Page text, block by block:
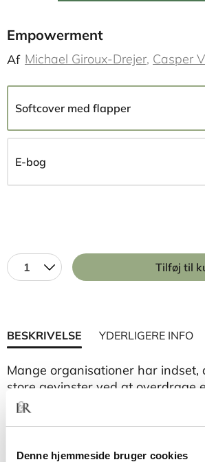
Denne hjemmeside bruger cookies
Empowerment
Af Michael Giroux-Drejer Casper
Softcover med flapper
E-bog
1 Tilføj til
BESKRIVELSE YDERLIGERE INFO
Mange organisationer har indset,
store gevinster ved at overdrage
beføjelser og mere ansvar til den
medarbejder. Og de har
empowerment kan understøtte alt